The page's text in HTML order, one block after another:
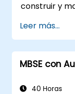
construir y
de
Leer más...
MBSE con
40 Horas